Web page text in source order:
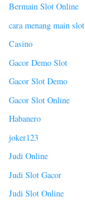
Bermain Slot Online
cara menang main slot
Casino
Gacor Demo Slot
Gacor Slot Demo
Gacor Slot Online
Habanero
joker123
Judi Online
Judi Slot Gacor
Judi Slot Online